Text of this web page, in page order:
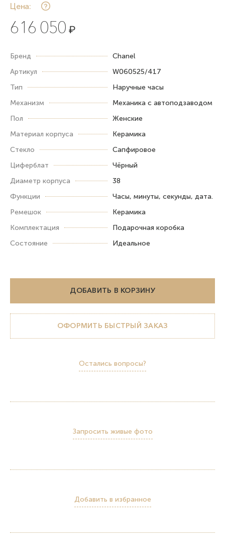
Цена:
616 050 ₽
Бренд
Chanel
Артикул
W060525/417
Тип
Наручные часы
Механизм
Механика с автоподзаводом
Пол
Женские
Материал корпуса
Керамика
Стекло
Сапфировое
Циферблат
Чёрный
Диаметр корпуса
38
Функции
Часы, минуты, секунды, дата.
Ремешок
Керамика
Комплектация
Подарочная коробка
Состояние
Идеальное
ДОБАВИТЬ В КОРЗИНУ
ОФОРМИТЬ БЫСТРЫЙ ЗАКАЗ
Остались вопросы?
Запросить живые фото
Добавить в избранное